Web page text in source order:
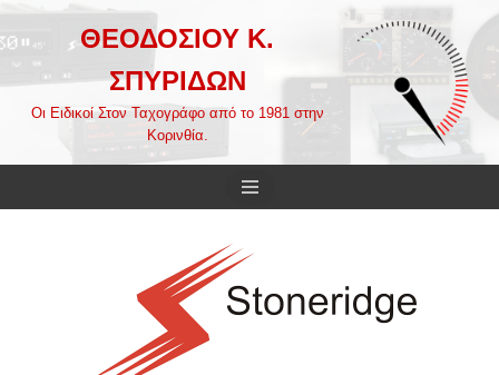
Μεταπηδήστε
στο
περιεχόμενο
ΘΕΟΔΟΣΙΟΥ Κ.
ΣΠΥΡΙΔΩΝ
Οι Ειδικοί Στον Ταχογράφο από το 1981 στην
Κορινθία.